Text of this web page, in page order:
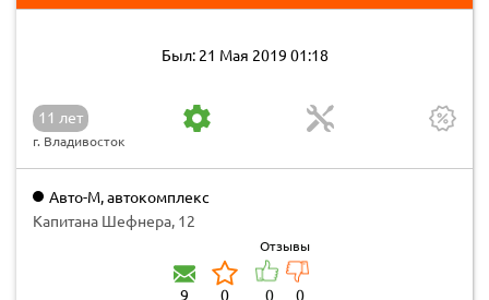
Был: 21 Мая 2019 01:18
11 лет
г. Владивосток
Авто-М, автокомплекс
Капитана Шефнера, 12
9 0
Отзывы
0 0